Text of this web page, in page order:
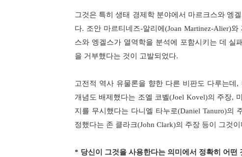
그것은 특히 생태 경제학 분야에서 마르크스와 엥
다. 조안 마르티네즈-알리에(Joan Martinez-Alier)와
스와 엥겔스가 열역학을 분석에 포함시키는 데 실
을 거부했다는 것이 고발되었다.
고전적 역사 유물론을 향한 다른 비판도 다루는데 ,
개념도 배제했다는 조엘 코벨(Joel Kovel)의 주장,
지를 무시했다는 다니엘 타누로(Daniel Tanuro)의
정했다는 존 클라크(John Clark)의 주장 등이 그것이
* 당신이 그것을 사용한다는 의미에서 정확히 어떤